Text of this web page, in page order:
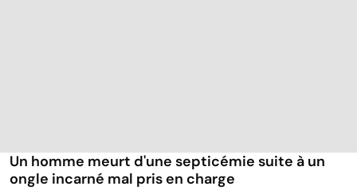
Un homme meurt d'une septicémie suite à un
ongle incarné mal pris en charge